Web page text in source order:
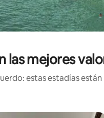
las mejores
estas estadías